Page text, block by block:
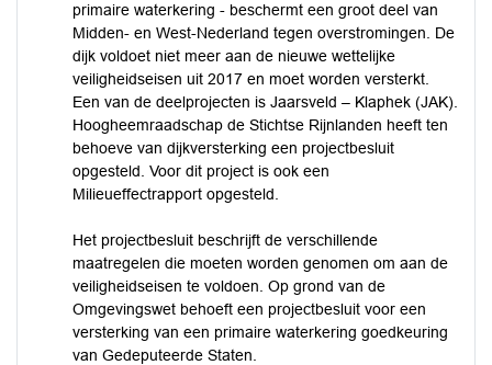
primaire waterkering - beschermt een groot deel van
Midden- en West-Nederland tegen overstromingen. De
dijk voldoet niet meer aan de nieuwe wettelijke
veiligheidseisen uit 2017 en moet worden versterkt.
Een van de deelprojecten is Jaarsveld – Klaphek (JAK).
Hoogheemraadschap de Stichtse Rijnlanden heeft ten
behoeve van dijkversterking een projectbesluit
opgesteld. Voor dit project is ook een
Milieueffectrapport opgesteld.
Het projectbesluit beschrijft de verschillende
maatregelen die moeten worden genomen om aan de
veiligheidseisen te voldoen. Op grond van de
Omgevingswet behoeft een projectbesluit voor een
versterking van een primaire waterkering goedkeuring
van Gedeputeerde Staten.